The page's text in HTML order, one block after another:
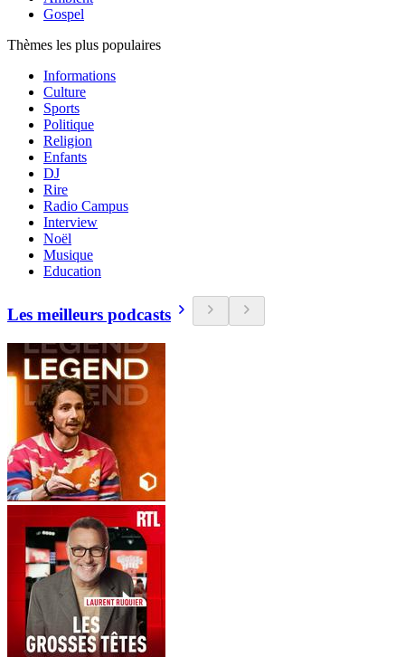
Gospel
Thèmes les plus populaires
Informations
Culture
Sports
Politique
Religion
Enfants
DJ
Rire
Radio Campus
Interview
Noël
Musique
Education
Les meilleurs podcasts